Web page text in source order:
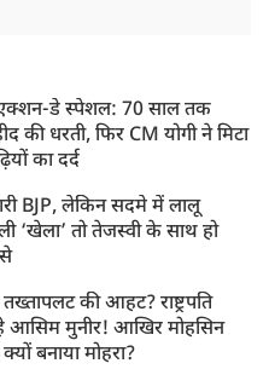
एक्शन-डे स्पेशल: 70 साल तक
की धरती, फिर CM योगी ने मिटा
का दर्द
BJP, लेकिन सदमे में लालू
‘खेला’ तो तेजस्वी के साथ हो
की आहट? राष्ट्रपति
आसिम मुनीर! आखिर मोहसिन
बनाया मोहरा?